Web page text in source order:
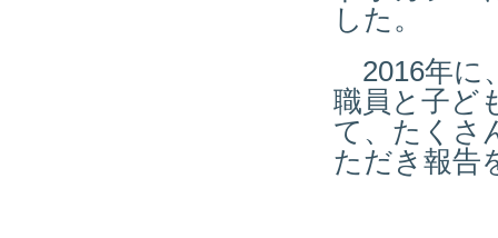
した。
2016年に
職員と子ど
て、たくさ
ただき報告